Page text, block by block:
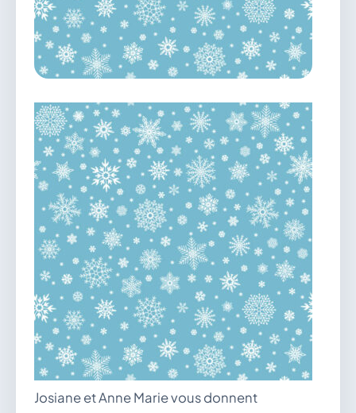
Secrétariat ouvert
Lundi, mardi, jeudi, vendredi de 8h30 à 12h et
après-midi sur rendez-vous. Samedi sur rendez-
vous.
mairie@douvres.fr
140 Place de la Babillière, 01500 Douvres
Contacter la mairie
Le guichet des associations
publier une annonce
Josiane et Anne Marie vous donnent